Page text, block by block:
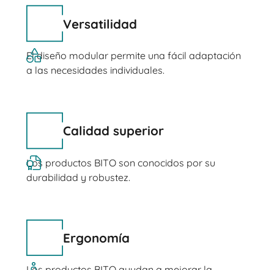
Versatilidad
El diseño modular permite una fácil adaptación
a las necesidades individuales.
Calidad superior
Los productos BITO son conocidos por su
durabilidad y robustez.
Ergonomía